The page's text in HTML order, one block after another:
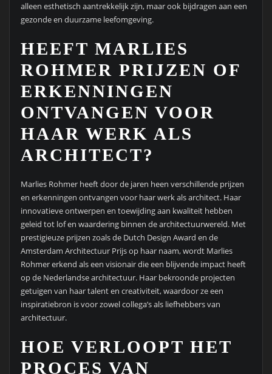
alleen esthetisch aantrekkelijk zijn, maar ook bijdragen aan een
gezonde en duurzame leefomgeving.
HEEFT MARLIES
ROHMER PRIJZEN OF
ERKENNINGEN
ONTVANGEN VOOR
HAAR WERK ALS
ARCHITECT?
Marlies Rohmer heeft door de jaren heen verschillende prijzen
en erkenningen ontvangen voor haar werk als architect. Haar
innovatieve ontwerpen en toewijding aan kwaliteit hebben
geleid tot lof en waardering binnen de architectuurwereld. Met
prestigieuze prijzen zoals de Dutch Design Award en de
Amsterdam Architectuur Prijs op haar naam, wordt Marlies
Rohmer erkend als een visionair die een blijvende impact heeft
op de Nederlandse architectuur. Haar bekroonde projecten
getuigen van haar talent en creativiteit, waardoor ze een
inspiratiebron is voor zowel collega’s als liefhebbers van
architectuur.
HOE VERLOOPT HET
PROCES VAN